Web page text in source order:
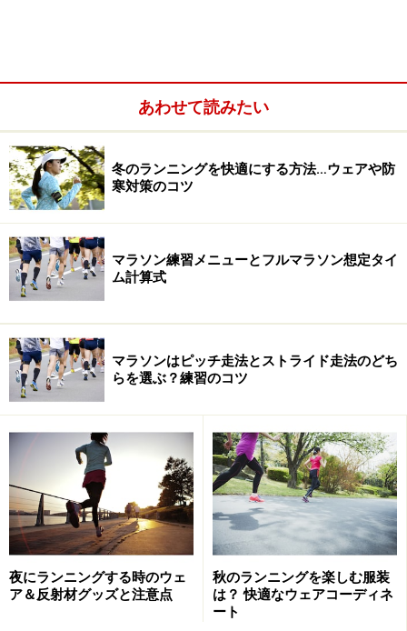
腹筋が割れる仕組みとは
そもそも、「腹筋を割る」というのはどういうことなの
でしょうか。もしかしたら筋肉が鍛えられることで、少
しずつ腹部の筋肉が割れていくと思われている方がいる
しかし実のところ、誰もがすでに腹筋は割れています。
腹筋は腹直筋や腹横筋、腹斜筋といった種類に分かれ、
このうち“シックスパック”と呼ばれるのは腹直筋のこ
と。そして腹直筋は、すでに6つに割れた状態で存在し
ています。そのため、鍛えることによって腹筋が6つに
なるということではありません。
では、なぜ「腹筋を割る」「腹筋が割れる」というの
か。これは、あくまで視覚的な話に過ぎません。腹直筋
は6つに割れているものの、皮膚との間に脂肪（皮下脂
肪）があると隠れて見えなくなります。つまり筋肉の凹
あわせて読みたい
冬のランニングを快適にする方法…ウェアや防
寒対策のコツ
マラソン練習メニューとフルマラソン想定タイ
ム計算式
マラソンはピッチ走法とストライド走法のどち
らを選ぶ？練習のコツ
夜にランニングする時のウェ
ア＆反射材グッズと注意点
秋のランニングを楽しむ服装
は？ 快適なウェアコーディネ
ート